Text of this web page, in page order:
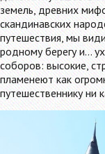
земель, древних
скандинавских
путешествия, мы
родному берегу и…
соборов: высокие,
пламенеют как
путешественнику ни